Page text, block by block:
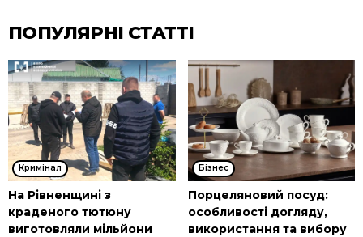
ПОПУЛЯРНІ СТАТТІ
Кримінал
На Рівненщині з
краденого тютюну
виготовляли мільйони
Бізнес
Порцеляновий посуд:
особливості догляду,
використання та вибору